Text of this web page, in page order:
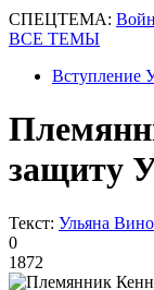
СПЕЦТЕМА:
ВСЕ ТЕМЫ
Вступление
защиту
Текст: Ульяна
0
1872